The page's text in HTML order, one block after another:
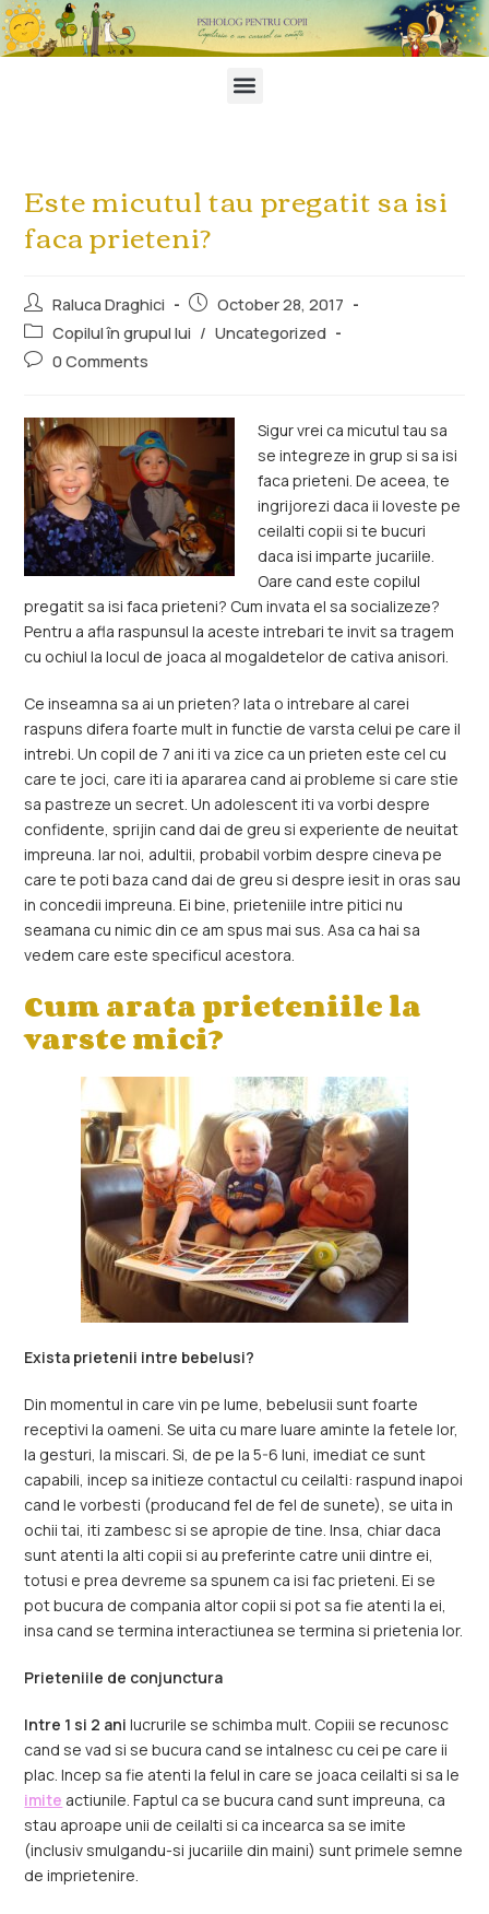
Este micutul tau pregatit sa isi
faca prieteni?
Raluca Draghici
October 28, 2017
Copilul în grupul lui / Uncategorized
0 Comments
Sigur vrei ca micutul tau sa
se integreze in grup si sa isi
faca prieteni. De aceea, te
ingrijorezi daca ii loveste pe
ceilalti copii si te bucuri
daca isi imparte jucariile.
Oare cand este copilul
pregatit sa isi faca prieteni? Cum invata el sa socializeze?
Pentru a afla raspunsul la aceste intrebari te invit sa tragem
cu ochiul la locul de joaca al mogaldetelor de cativa anisori.
Ce inseamna sa ai un prieten? Iata o intrebare al carei
raspuns difera foarte mult in functie de varsta celui pe care il
intrebi. Un copil de 7 ani iti va zice ca un prieten este cel cu
care te joci, care iti ia apararea cand ai probleme si care stie
sa pastreze un secret. Un adolescent iti va vorbi despre
confidente, sprijin cand dai de greu si experiente de neuitat
impreuna. Iar noi, adultii, probabil vorbim despre cineva pe
care te poti baza cand dai de greu si despre iesit in oras sau
in concedii impreuna. Ei bine, prieteniile intre pitici nu
seamana cu nimic din ce am spus mai sus. Asa ca hai sa
vedem care este specificul acestora.
Cum arata prieteniile la
varste mici?
Exista prietenii intre bebelusi?
Din momentul in care vin pe lume, bebelusii sunt foarte
receptivi la oameni. Se uita cu mare luare aminte la fetele lor,
la gesturi, la miscari. Si, de pe la 5-6 luni, imediat ce sunt
capabili, incep sa initieze contactul cu ceilalti: raspund inapoi
cand le vorbesti (producand fel de fel de sunete), se uita in
ochii tai, iti zambesc si se apropie de tine. Insa, chiar daca
sunt atenti la alti copii si au preferinte catre unii dintre ei,
totusi e prea devreme sa spunem ca isi fac prieteni. Ei se
pot bucura de compania altor copii si pot sa fie atenti la ei,
insa cand se termina interactiunea se termina si prietenia lor.
Prieteniile de conjunctura
Intre 1 si 2 ani lucrurile se schimba mult. Copiii se recunosc
cand se vad si se bucura cand se intalnesc cu cei pe care ii
plac. Incep sa fie atenti la felul in care se joaca ceilalti si sa le
imite actiunile. Faptul ca se bucura cand sunt impreuna, ca
stau aproape unii de ceilalti si ca incearca sa se imite
(inclusiv smulgandu-si jucariile din maini) sunt primele semne
de imprietenire.